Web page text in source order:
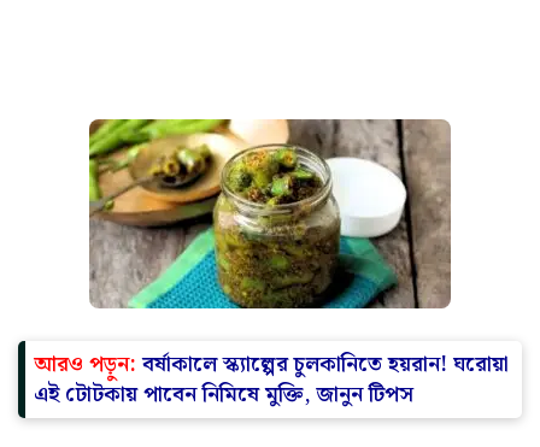
আরও পড়ুন:বর্ষাকালে স্ক্যাল্পের চুলকানিতে হয়রান! ঘরোয়া
এই টোটকায় পাবেন নিমিষে মুক্তি, জানুন টিপস